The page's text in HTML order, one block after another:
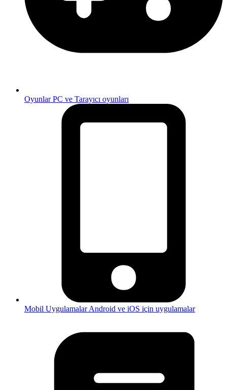
OyunlarPC ve Tarayıcı oyunları
Mobil UygulamalarAndroid ve iOS için uygulamalar